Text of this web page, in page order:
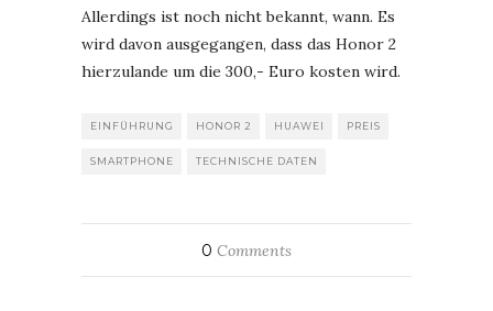
Allerdings ist noch nicht bekannt, wann. Es
wird davon ausgegangen, dass das Honor 2
hierzulande um die 300,- Euro kosten wird.
EINFÜHRUNG HONOR 2 HUAWEI PREIS
SMARTPHONE TECHNISCHE DATEN
0 Comments